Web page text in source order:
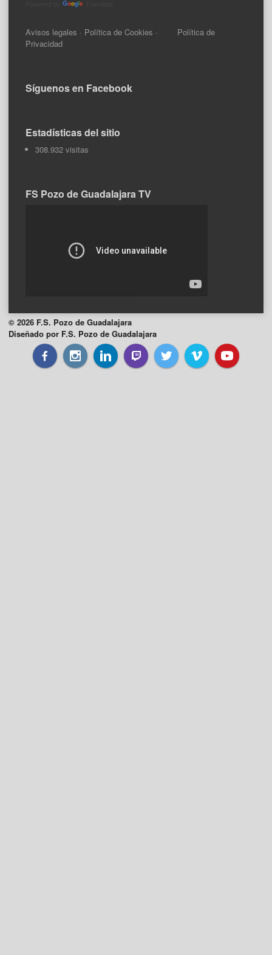
Avisos legales · Política de Cookies · Política de
Privacidad
Síguenos en Facebook
Estadísticas del sitio
308.932 visitas
FS Pozo de Guadalajara TV
© 2026 F.S. Pozo de Guadalajara
Diseñado por F.S. Pozo de Guadalajara